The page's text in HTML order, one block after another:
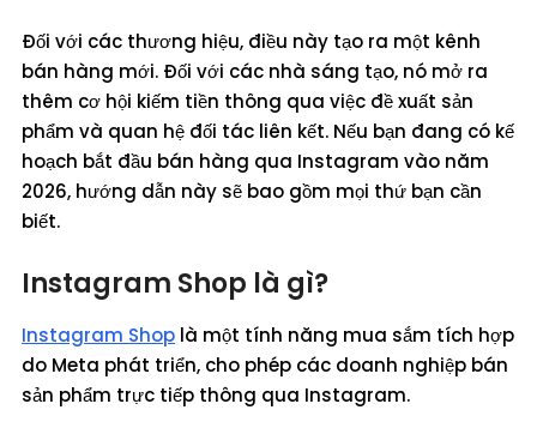
Đối với các thương hiệu, điều này tạo ra một kênh
bán hàng mới. Đối với các nhà sáng tạo, nó mở ra
thêm cơ hội kiếm tiền thông qua việc đề xuất sản
phẩm và quan hệ đối tác liên kết. Nếu bạn đang có kế
hoạch bắt đầu bán hàng qua Instagram vào năm
2026, hướng dẫn này sẽ bao gồm mọi thứ bạn cần
biết.
Instagram Shop là gì?
Instagram Shop là một tính năng mua sắm tích hợp
do Meta phát triển, cho phép các doanh nghiệp bán
sản phẩm trực tiếp thông qua Instagram.